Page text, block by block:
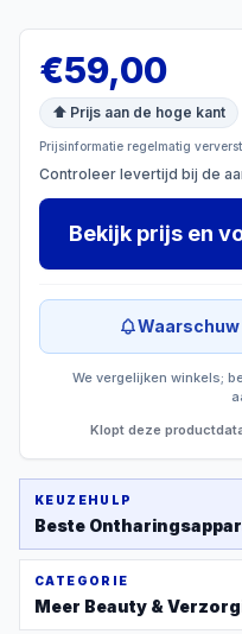
€59,00
⬆ Prijs aan de hoge kant
Prijsinformatie regelmatig ververst
Controleer levertijd bij de
Bekijk prijs en
We vergelijken winkels;
Klopt deze
KEUZEHULP
Beste
CATEGORIE
Meer Beauty &